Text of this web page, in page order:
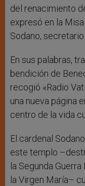
del renacimiento
expresó en la
Sodano,
En sus palabras,
bendición de
recogió «Radio
una nueva página
centro de la vida
El cardenal
este templo
la Segunda
la Virgen María–